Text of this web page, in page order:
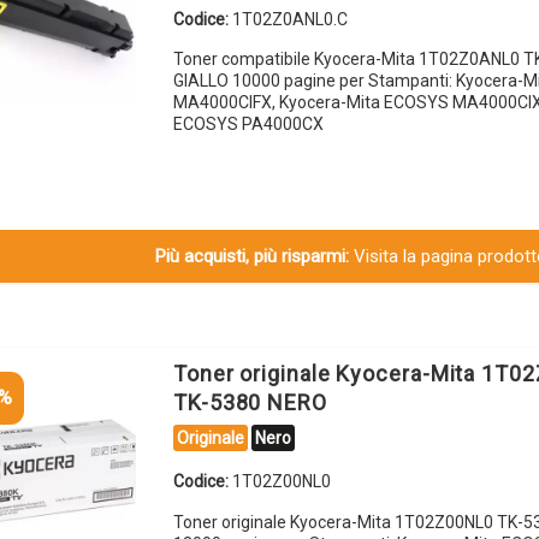
Codice: 1T02Z0ANL0.C
Toner compatibile Kyocera-Mita 1T02Z0ANL0
GIALLO 10000 pagine per Stampanti: Kyocera-
MA4000CIFX, Kyocera-Mita ECOSYS
ECOSYS PA4000CX
Più acquisti, più risparmi:Visita la pagina
Toner originale Kyocera-Mita
TK-5380 NERO
Originale Nero
Codice: 1T02Z00NL0
Toner originale Kyocera-Mita 1T02Z00NL0 TK-